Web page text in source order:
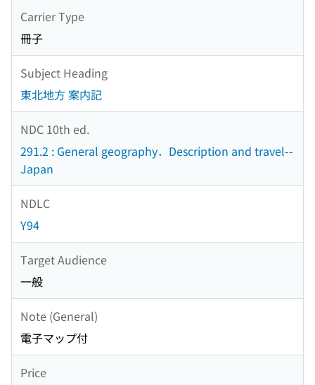
Carrier Type
冊子
Subject Heading
東北地方 案内記
NDC 10th ed.
291.2 : General geography．Description and travel--
Japan
NDLC
Y94
Target Audience
一般
Note (General)
電子マップ付
Price